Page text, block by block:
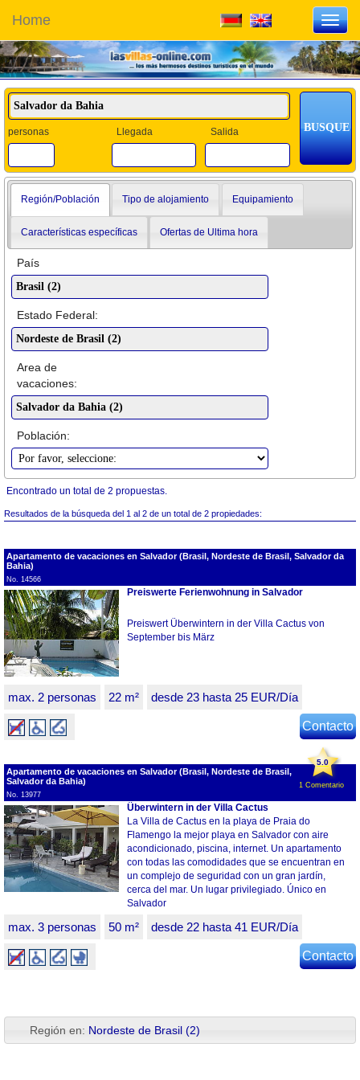
Home
personas Llegada Salida
Región/Población Tipo de alojamiento Equipamiento
Características específicas Ofertas de Ultima hora
País
Estado Federal:
Area de
vacaciones:
Población:
Encontrado un total de 2 propuestas.
Resultados de la búsqueda del 1 al 2 de un total de 2 propiedades:
Apartamento de vacaciones en Salvador (Brasil, Nordeste de Brasil, Salvador da
Bahia)
No. 14566
Preiswerte Ferienwohnung in Salvador
Preiswert Überwintern in der Villa Cactus von
September bis März
max. 2 personas 22 m² desde 23 hasta 25 EUR/Día
Contacto
5.0
1 Comentario
Apartamento de vacaciones en Salvador (Brasil, Nordeste de Brasil,
Salvador da Bahia)
No. 13977
Überwintern in der Villa Cactus
La Villa de Cactus en la playa de Praia do
Flamengo la mejor playa en Salvador con aire
acondicionado, piscina, internet. Un apartamento
con todas las comodidades que se encuentran en
un complejo de seguridad con un gran jardín,
cerca del mar. Un lugar privilegiado. Único en
Salvador
max. 3 personas 50 m² desde 22 hasta 41 EUR/Día
Contacto
Región en: Nordeste de Brasil (2)